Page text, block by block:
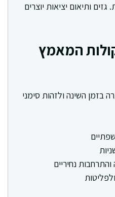
גזים ותיאום יציאות יוצרים
המאמץ
בזמן השינה ולזהות סימני
נחיריים